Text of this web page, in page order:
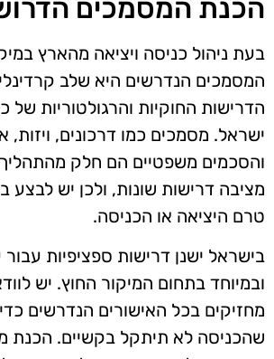
הכנת המסמכים
בעת ניהול כניסה ויציאה מהארץ
המסמכים הנדרשים היא שלב
הדרישות החוקיות והרגולטוריות של
ישראל. מסמכים כמו דרכונים, ויזות,
והסכמים משפטיים הם חלק
מציבה דרישות שונות, ולכן יש לבצע
טרם היציאה או הכניסה.
בישראל ישנן דרישות ספציפיות עבור
ובמיוחד בתחום המיקור החוץ. יש
מחזיקים בכל האישורים הנדרשים
שהכניסה לא תיתקל בקשיים. הכנת